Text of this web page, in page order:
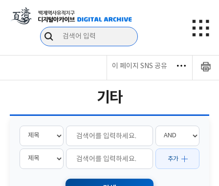
이 페이지 SNS 공유
기타
추가